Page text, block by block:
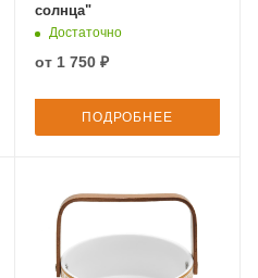
солнца"
Достаточно
от 1 750 ₽
ПОДРОБНЕЕ